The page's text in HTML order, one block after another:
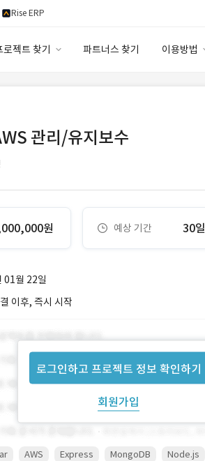
Rise ERP
로젝트 찾기 파트너스 찾기 이용방법
관리/유지보수
원 예상 기간 30일
01월 22일
로그인하고 프로젝트 정보 확인하기
회원가입
이후, 즉시 시작
AWS Express MongoDB Node.js